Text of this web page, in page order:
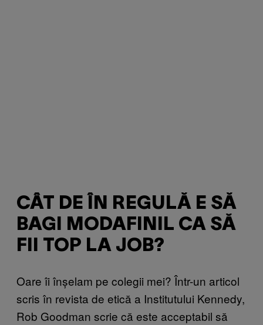
CÂT DE ÎN REGULĂ E SĂ
BAGI MODAFINIL CA SĂ
FII TOP LA JOB?
Oare îi înșelam pe colegii mei? Într-un articol
scris în revista de etică a Institutului Kennedy,
Rob Goodman scrie că este acceptabil să